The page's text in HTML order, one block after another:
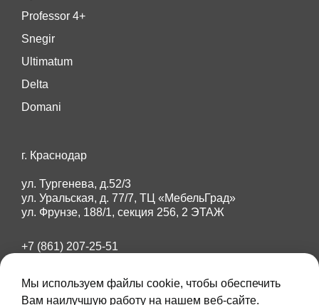
Professor 4+
Snegir
Ultimatum
Delta
Domani
г. Краснодар
ул. Тургенева, д.52/3
ул. Уральская, д. 77/7, ТЦ «МебельГрад»
ул. Фрунзе, 188/1, секция 256, 2 ЭТАЖ
+7 (861) 207-25-51
amberdoors23@mail.ru
Мы используем файлы cookie, чтобы обеспечить
Вам наилучшую работу на нашем веб-сайте.